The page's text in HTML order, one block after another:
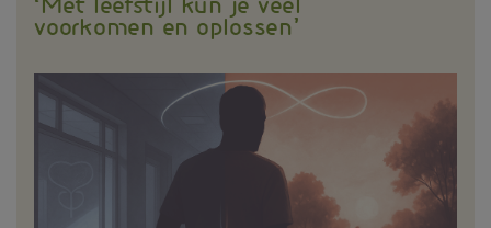
‘Met leefstijl kun je veel
voorkomen en oplossen’